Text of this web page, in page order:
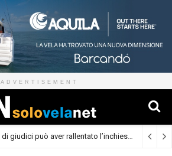
ADVERTISEMENT
Bayesian, la carenza di giudici può aver rallentato l’inchiesta (Cronaca)